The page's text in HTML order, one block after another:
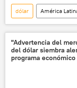
dólar América
📈 Mercados y finanzas
"Advertencia del
del dólar siembra
programa